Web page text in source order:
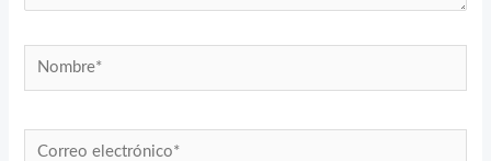
Nombre*
Correo